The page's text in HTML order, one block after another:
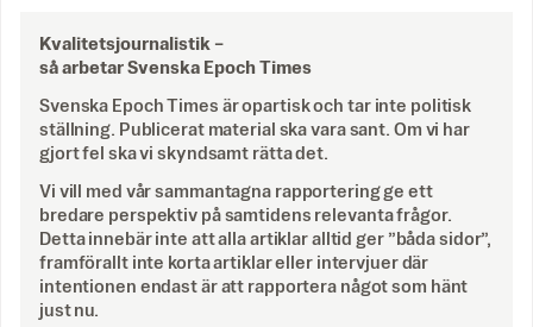
Kvalitetsjournalistik –
så arbetar Svenska Epoch Times
Svenska Epoch Times är opartisk och tar inte politisk
ställning. Publicerat material ska vara sant. Om vi har
gjort fel ska vi skyndsamt rätta det.
Vi vill med vår sammantagna rapportering ge ett
bredare perspektiv på samtidens relevanta frågor.
Detta innebär inte att alla artiklar alltid ger ”båda sidor”,
framförallt inte korta artiklar eller intervjuer där
intentionen endast är att rapportera något som hänt
just nu.